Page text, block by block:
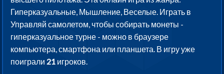
Гиперказуальные, Мышление, Веселые. Играть в
Управляй самолетом, чтобы собирать монеты -
гиперказуальное турне - можно в браузере
компьютера, смартфона или планшета. В игру уже
поиграли 21 игроков.